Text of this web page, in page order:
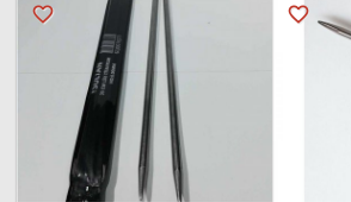
favorite_border
favorite_border